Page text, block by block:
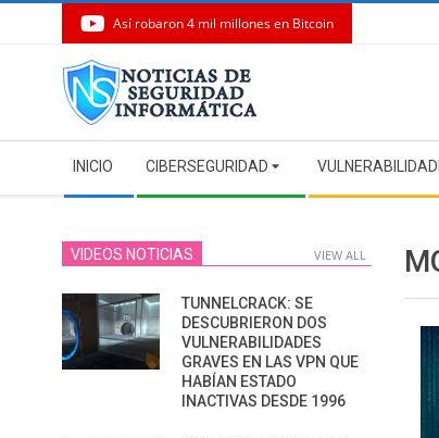
Así robaron 4 mil millones en Bitcoin
Navigation
Menu
INICIO CIBERSEGURIDAD
VIDEOS NOTICIAS VIEW ALL
TUNNELCRACK: SE
DESCUBRIERON DOS
VULNERABILIDADES
GRAVES EN LAS VPN QUE
HABÍAN ESTADO
INACTIVAS DESDE 1996